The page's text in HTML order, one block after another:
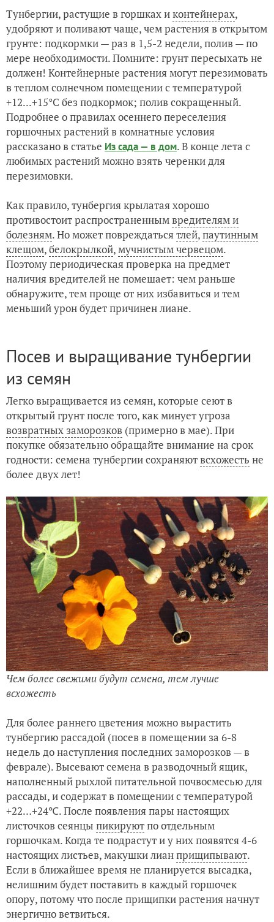
Тунбергии, растущие в горшках иконтейнерах,
удобряют и поливают чаще, чем растения в открытом
грунте: подкормки — раз в 1,5-2 недели, полив — по
мере необходимости. Помните: грунт пересыхать не
должен! Контейнерные растения могут перезимовать
в теплом солнечном помещении с температурой
+12...+15°C без подкормок; полив сокращенный.
Подробнее о правилах осеннего переселения
горшочных растений в комнатные условия
рассказано в статье Из сада — в дом. В конце лета с
любимых растений можно взять черенки для
перезимовки.
Как правило, тунбергия крылатая хорошо
противостоит распространеннымвредителям и
болезням. Но может повреждатьсятлей,паутинным
клещом,белокрылкой,мучнистым червецом.
Поэтому периодическая проверка на предмет
наличия вредителей не помешает: чем раньше
обнаружите, тем проще от них избавиться и тем
меньший урон будет причинен лиане.
Посев и выращивание тунбергии
из семян
Легко выращивается из семян, которые сеют в
открытый грунт после того, как минует угроза
возвратных заморозков (примерно в мае). При
покупке обязательно обращайте внимание на срок
годности: семена тунбергии сохраняютвсхожесть не
более двух лет!
Чем более свежими будут семена, тем лучше
всхожесть
Для более раннего цветения можно вырастить
тунбергию рассадой (посев в помещении за 6-8
недель до наступления последних заморозков — в
феврале). Высевают семена в разводочный ящик,
наполненный рыхлой питательной почвосмесью для
рассады, и содержат в помещении с температурой
+22…+24℃. После появления пары настоящих
листочков сеянцы пикируютпо отдельным
горшочкам. Когда те подрастут и у них появятся 4-6
настоящих листьев, макушки лианприщипывают.
Если в ближайшее время не планируется высадка,
нелишним будет поставить в каждый горшочек
опору, потому что после прищипки растения начнут
энергично ветвиться.